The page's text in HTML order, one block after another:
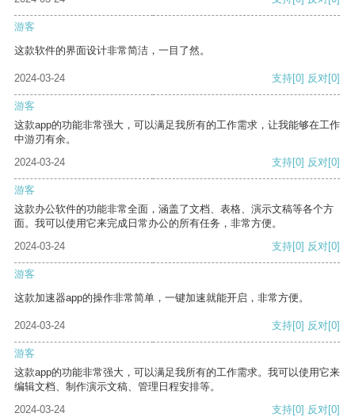
游客
这款软件的界面设计非常简洁，一目了然。
2024-03-24 支持[0] 反对[0]
游客
这款app的功能非常强大，可以满足我所有的工作需求，让我能够在工作
中游刃有余。
2024-03-24
支持[0] 反对[0]
游客
这款办公软件的功能非常全面，涵盖了文档、表格、演示文稿等各个方
面。我可以使用它来完成日常办公的所有任务，非常方便。
2024-03-24
支持[0] 反对[0]
游客
这款加速器app的操作非常简单，一键加速就能开启，非常方便。
2024-03-24 支持[0] 反对[0]
游客
这款app的功能非常强大，可以满足我所有的工作需求。我可以使用它来
编辑文档、制作演示文稿、管理日程安排等。
2024-03-24
支持[0] 反对[0]